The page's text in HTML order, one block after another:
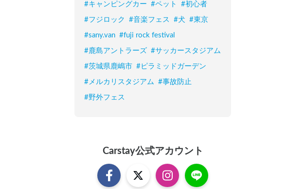
#キャンピングカー #ペット #初心者
#フジロック #音楽フェス #犬 #東京
#sany.van #fuji rock festival
#鹿島アントラーズ #サッカースタジアム
#茨城県鹿嶋市 #ピラミッドガーデン
#メルカリスタジアム #事故防止
#野外フェス
Carstay公式アカウント